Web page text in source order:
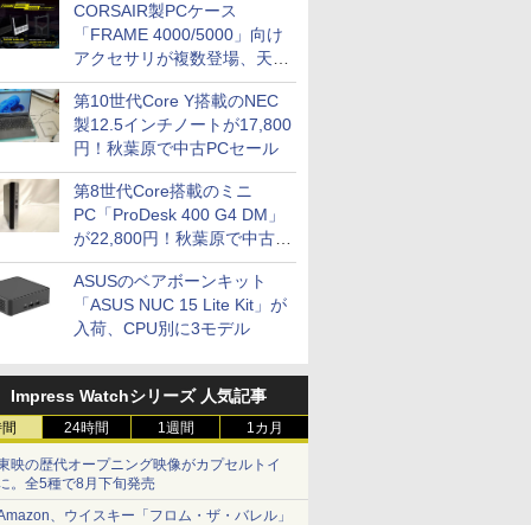
CORSAIR製PCケース
「FRAME 4000/5000」向け
アクセサリが複数登場、天然
木製パネルや背面コネクタ対
応トレイなど
第10世代Core Y搭載のNEC
製12.5インチノートが17,800
円！秋葉原で中古PCセール
第8世代Core搭載のミニ
PC「ProDesk 400 G4 DM」
が22,800円！秋葉原で中古
PCセール
ASUSのベアボーンキット
「ASUS NUC 15 Lite Kit」が
入荷、CPU別に3モデル
Impress Watchシリーズ 人気記事
24時間 1週間 1カ月
映の歴代オープニング映像がカプセルトイ
。全5種で8月下旬発売
、ウイスキー「フロム・ザ・バレル」